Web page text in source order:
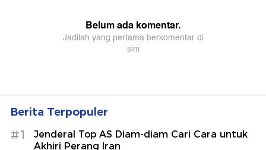
Berita Terpopuler
#1
Jenderal Top AS Diam-diam Cari Cara untuk
Akhiri Perang Iran